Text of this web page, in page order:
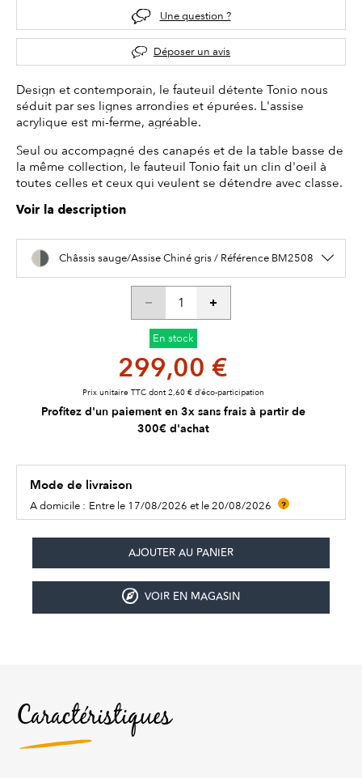
Une question ?
Déposer un avis
Design et contemporain, le fauteuil détente Tonio nous
séduit par ses lignes arrondies et épurées. L'assise
acrylique est mi-ferme, agréable.
Seul ou accompagné des canapés et de la table basse de
la même collection, le fauteuil Tonio fait un clin d'oeil à
toutes celles et ceux qui veulent se détendre avec classe.
Voir la description
Châssis sauge/Assise Chiné gris / Référence BM2508
En stock
299,00 €
Prix unitaire TTC dont 2,60 € d’éco-participation
Profitez d'un paiement en 3x sans frais à partir de
300€ d'achat
Mode de livraison
A domicile : Entre le 17/08/2026 et le 20/08/2026 ?
VOIR EN MAGASIN
Caractéristiques